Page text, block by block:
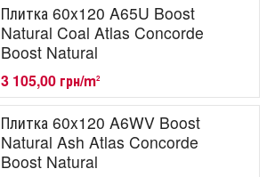
Плитка 60x120 A65U Boost
Natural Coal Atlas Concorde
Boost Natural
3 105,00 грн/m2
Плитка 60x120 A6WV Boost
Natural Ash Atlas Concorde
Boost Natural